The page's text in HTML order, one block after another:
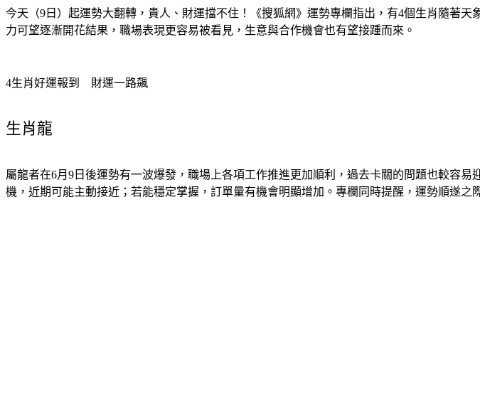
今天（9日）起運勢大翻轉，貴人、財運擋不住！《搜狐網》運勢專欄指出，有4個生肖隨著
力可望逐漸開花結果，職場表現更容易被看見，生意與合作機會也有望接踵而來。
4生肖好運報到　財運一路飆
生肖龍
屬龍者在6月9日後運勢有一波爆發，職場上各項工作推進更加順利，過去卡關的問題也較容
機，近期可能主動接近；若能穩定掌握，訂單量有機會明顯增加。專欄同時提醒，運勢順遂